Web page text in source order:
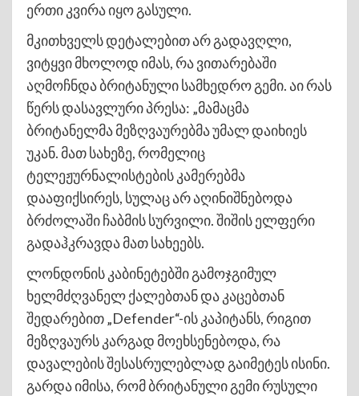
ერთი კვირა იყო გასული.
მკითხველს დეტალებით არ გადავღლი,
ვიტყვი მხოლოდ იმას, რა ვითარებაში
აღმოჩნდა ბრიტანული სამხედრო გემი. აი რას
წერს დასავლური პრესა: „მამაცმა
ბრიტანელმა მეზღვაურებმა უმალ დაიხიეს
უკან. მათ სახეზე, რომელიც
ტელეჟურნალისტების კამერებმა
დააფიქსირეს, სულაც არ აღინიშნებოდა
ბრძოლაში ჩაბმის სურვილი. შიშის ელფერი
გადაჰკრავდა მათ სახეებს.
ლონდონის კაბინეტებში გამოჯგიმულ
ხელმძღვანელ ქალებთან და კაცებთან
შედარებით „Defender“-ის კაპიტანს, რიგით
მეზღვაურს კარგად მოეხსენებოდა, რა
დავალების შესასრულებლად გაიმეტეს ისინი.
გარდა იმისა, რომ ბრიტანული გემი რუსული